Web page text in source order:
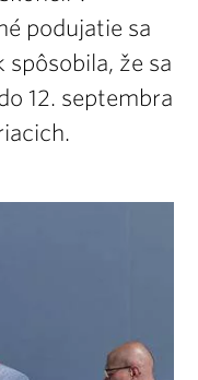
podujatie sa
že sa
12. septembra